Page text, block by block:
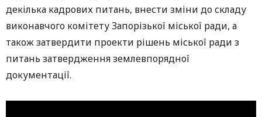
декілька кадрових питань, внести зміни до складу
виконавчого комітету Запорізької міської ради, а
також затвердити проекти рішень міської ради з
питань затвердження землевпорядної
документації.